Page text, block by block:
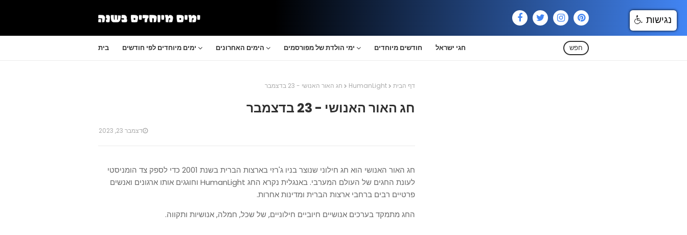
בית ימים מיוחדים לפי חודשים הימים האחרונים ימי הולדת של מפורסמים חודשים מיוחדים חגי ישראל חפש
דף הבית HumanLight חג האור האנושי - 23 בדצמבר
חג האור האנושי - 23 בדצמבר
דצמבר 23, 2023
חג האור האנושי הוא חג חילוני שנוצר בניו ג'רזי בארצות הברית בשנת 2001 כדי לספק צד הומניסטי
לעונת החגים של העולם המערבי. באנגלית נקרא החג HumanLight וחוגגים אותו ארגונים ואנשים
פרטיים רבים ברחבי ארצות הברית ומדינות אחרות.
החג מתמקד בערכים אנושיים חיוביים חילוניים, של שכל, חמלה, אנושיות ותקווה.
נגישות